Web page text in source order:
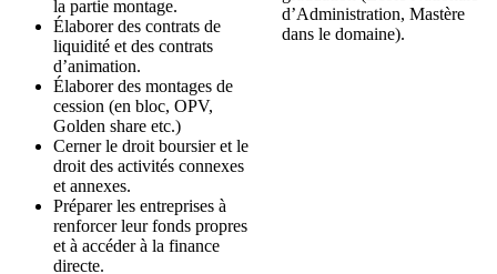
la partie montage.
Élaborer des contrats de
liquidité et des contrats
d’animation.
Élaborer des montages de
cession (en bloc, OPV,
Golden share etc.)
Cerner le droit boursier et le
droit des activités connexes
et annexes.
Préparer les entreprises à
renforcer leur fonds propres
et à accéder à la finance
directe.
d’Administration, Mastère
dans le domaine).